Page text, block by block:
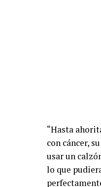
“Hasta
con cáncer,
usar un
lo que